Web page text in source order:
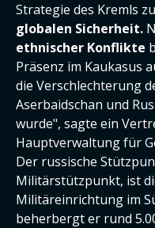
Strategie des Kremls
globalen Sicherheit.
ethnischer Konflikte
Präsenz im Kaukasus
die Verschlechterung
Aserbaidschan und
wurde", sagte ein
Hauptverwaltung für
Der russische
Militärstützpunkt, ist
Militäreinrichtung im
beherbergt er rund